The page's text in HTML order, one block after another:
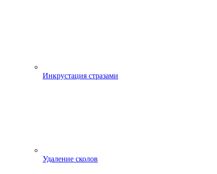
Инкрустация стразами
Удаление сколов